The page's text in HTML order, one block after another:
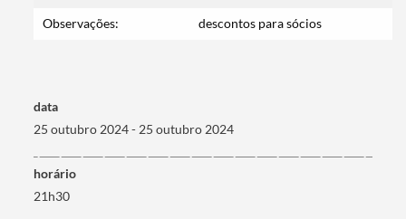
Observações: descontos para sócios
data
25 outubro 2024 - 25 outubro 2024
horário
21h30